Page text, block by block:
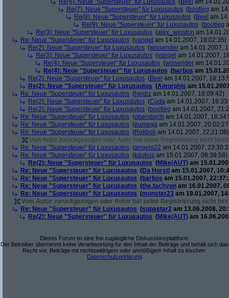
Re(6): Neue "Supersteuer" für Luxusautos ( Beel am
Re(7): Neue "Supersteuer" für Luxusautos (bootleg am
Re(8): Neue "Supersteuer" für Luxusautos (Beel am
Re(9): Neue "Supersteuer" für Luxusautos (bootleg
Re(3): Neue "Supersteuer" für Luxusautos (alex_winston am
Re: Neue "Supersteuer" für Luxusautos (yangel am 14.01.2007, 18:02:35)
Re(2): Neue "Supersteuer" für Luxusautos (wissender am 14.01.2007,
Re(3): Neue "Supersteuer" für Luxusautos (yangel am 14.01.2007,
Re(4): Neue "Supersteuer" für Luxusautos (wissender am
Re(4): Neue "Supersteuer" für Luxusautos (barbos am
Re(2): Neue "Supersteuer" für Luxusautos (Beel am 14.01.2007,
Re(2): Neue "Supersteuer" für Luxusautos (Amorphis am
Re: Neue "Supersteuer" für Luxusautos (heldiz am 14.01.2007, 18:09:42)
Re(2): Neue "Supersteuer" für Luxusautos (Cuda am 14.01.2007,
Re(2): Neue "Supersteuer" für Luxusautos (bootleg am 14.01.2007,
Re: Neue "Supersteuer" für Luxusautos (oberstorch am 14.01.2007,
Re: Neue "Supersteuer" für Luxusautos (eumega am 14.01.2007,
Re: Neue "Supersteuer" für Luxusautos (Roliboli am 14.01.2007, 22:21:08)
Vom Autor zurückgezogen oder Autor hat seine Registrierung nicht
Re: Neue "Supersteuer" für Luxusautos (angelo22 am 14.01.2007,
Re: Neue "Supersteuer" für Luxusautos (kaukus am 15.01.2007, 08:39:58)
Re(2): Neue "Supersteuer" für Luxusautos (Mike(AUT) am
Re: Neue "Supersteuer" für Luxusautos (Da Horstl am 15.01.2007,
Re: Neue "Supersteuer" für Luxusautos (barbos am 15.01.2007,
Re: Neue "Supersteuer" für Luxusautos (the.tachyon am 16.01.2007,
Re: Neue "Supersteuer" für Luxusautos (monster23 am 19.01.2007,
Vom Autor zurückgezogen oder Autor hat seine Registrierung nicht
Re: Neue "Supersteuer" für Luxusautos (supastar2 am 13.06.2008,
Re(2): Neue "Supersteuer" für Luxusautos (Mike(AUT) am
Dieses Forum ist eine frei zugängliche Diskussionsplattform.
Der Betreiber übernimmt keine Verantwortung für den Inhalt der Beiträge und behält sich das
Recht vor, Beiträge mit rechtswidrigem oder anstößigem Inhalt zu löschen.
Datenschutzerklärung